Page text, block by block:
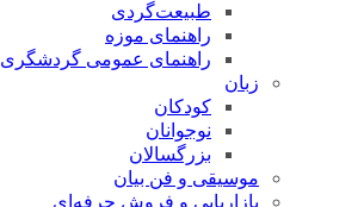
طبیعت‌گردی
راهنمای موزه
راهنمای عمومی گردشگری
زبان
کودکان
نوجوانان
بزرگسالان
موسیقی و فن بیان
بازاریابی و فروش حرفه‌ای